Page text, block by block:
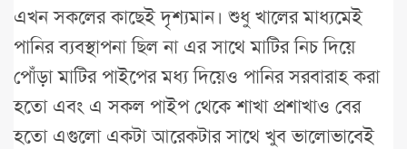
এখন সকলের কাছেই দৃশ্যমান। শুধু খালের মাধ্যমেই
পানির ব্যবস্থাপনা ছিল না এর সাথে মাটির নিচ দিয়ে
পোঁড়া মাটির পাইপের মধ্য দিয়েও পানির সরবারাহ করা
হতো এবং এ সকল পাইপ থেকে শাখা প্রশাখাও বের
হতো এগুলো একটা আরেকটার সাথে খুব ভালোভাবেই